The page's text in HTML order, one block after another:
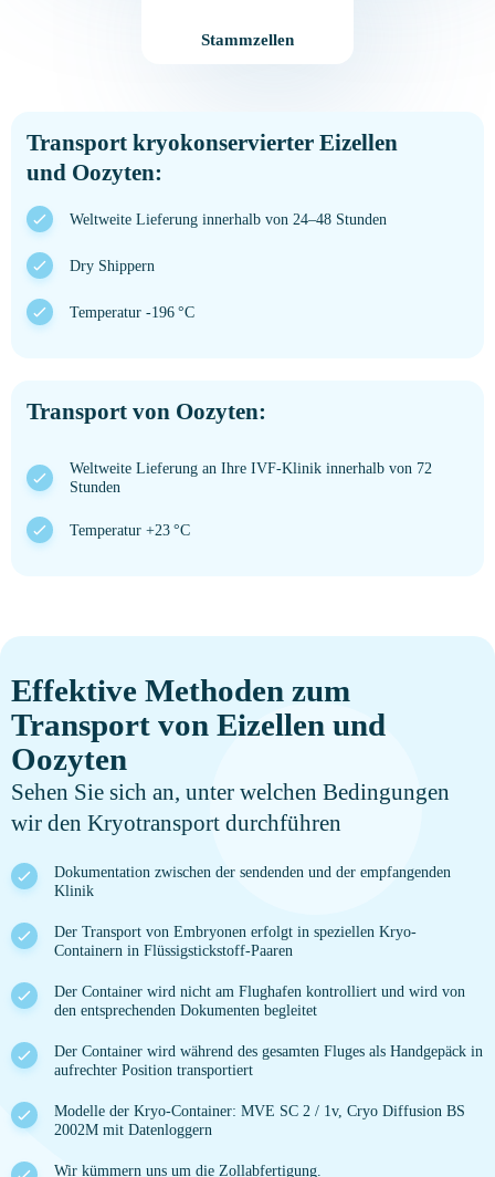
Stammzellen
Transport kryokonservierter Eizellen
und Oozyten:
Weltweite Lieferung innerhalb von 24–48 Stunden
Dry Shippern
Temperatur -196 °C
Transport von Oozyten:
Weltweite Lieferung an Ihre IVF-Klinik innerhalb von 72
Stunden
Temperatur +23 °C
Effektive Methoden zum
Transport von Eizellen und
Oozyten
Sehen Sie sich an, unter welchen Bedingungen
wir den Kryotransport durchführen
Dokumentation zwischen der sendenden und der empfangenden
Klinik
Der Transport von Embryonen erfolgt in speziellen Kryo-
Containern in Flüssigstickstoff-Paaren
Der Container wird nicht am Flughafen kontrolliert und wird von
den entsprechenden Dokumenten begleitet
Der Container wird während des gesamten Fluges als Handgepäck in
aufrechter Position transportiert
Modelle der Kryo-Container: MVE SC 2 / 1v, Cryo Diffusion BS
2002M mit Datenloggern
Wir kümmern uns um die Zollabfertigung.